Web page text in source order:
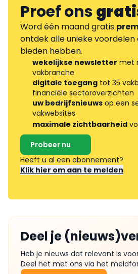
Proef ons
Word één maand gratis
ontdek alle unieke voordelen
bieden hebben.
wekelijkse newsletter met
vakbranche
digitale toegang tot 35
financiële sectoroverzichten
uw bedrijfsnieuws op een
vakwebsites
maximale zichtbaarheid
Probeer nu
Heeft u al een abonnement?
Klik hier om aan te melden
Deel je
Heb je nieuws dat relevant is
Deel het met ons via het